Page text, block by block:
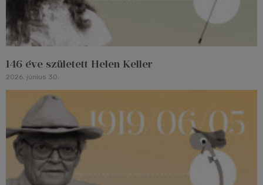
146 éve született Helen Keller
2026. június 30.